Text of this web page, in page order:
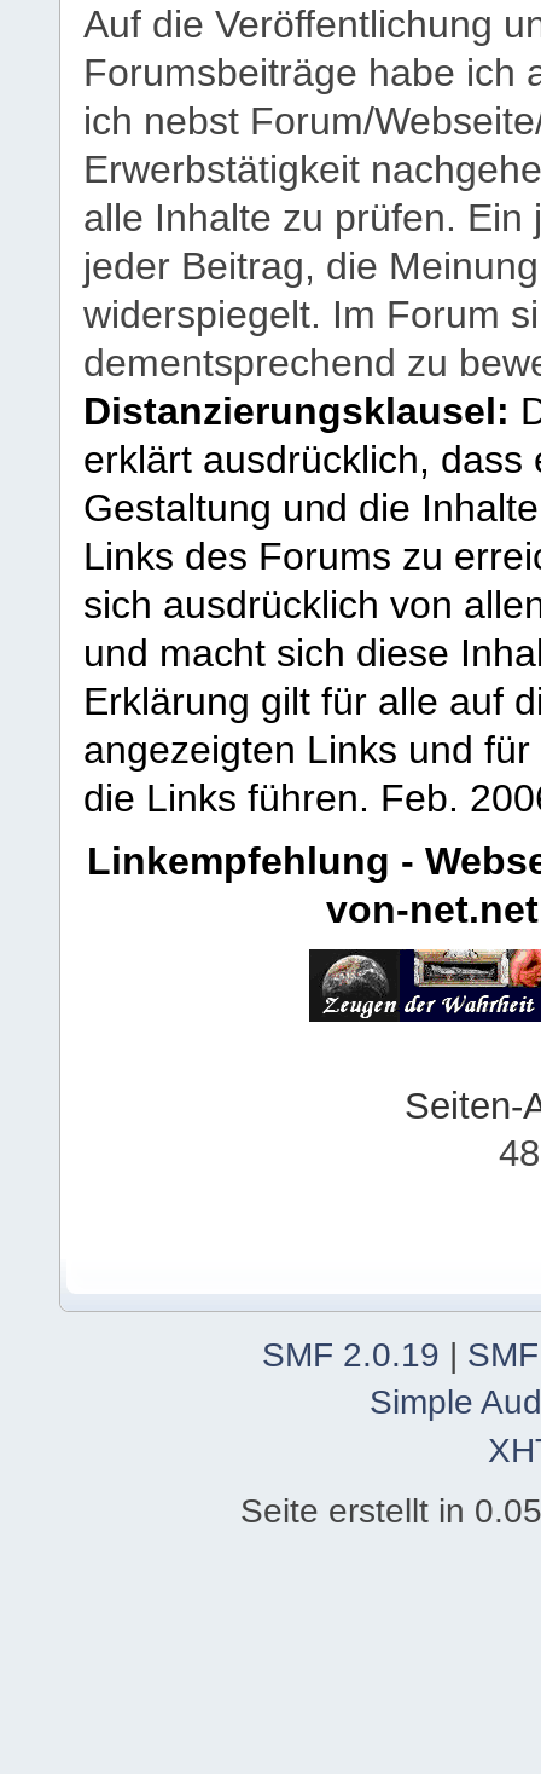
Auf die Veröffentlichung
Forumsbeiträge habe ich
ich nebst Forum/
Erwerbstätigkeit
alle Inhalte zu prüfen.
jeder Beitrag, die
widerspiegelt. Im Forum
dementsprechend zu
Distanzierungsklausel:
erklärt ausdrücklich,
Gestaltung und die
Links des Forums zu
sich ausdrücklich von
und macht sich diese
Erklärung gilt für alle auf
angezeigten Links und
die Links führen. Feb.
Linkempfehlung -
von-net.net
Seiten-
SMF 2.0.19 |
Simple
Seite erstellt in